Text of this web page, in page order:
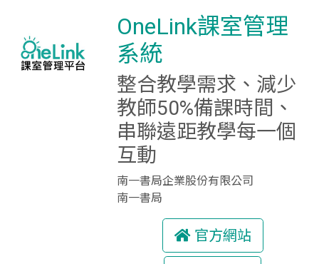
OneLink課室管理
系統
整合教學需求、減少
教師50%備課時間、
串聯遠距教學每一個
互動
南一書局企業股份有限公司
南一書局
官方網站